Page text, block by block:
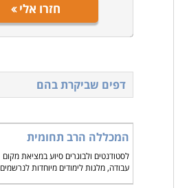
חזרו אלי
דפים שביקרת בהם
המכללה הרב תחומית
לסטודנטים ולבוגרים סיוע במציאת מקום
עבודה, מלגות לימודים מיוחדות לנרשמים